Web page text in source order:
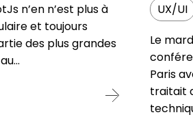
n’en n’est plus à
et toujours
des plus grandes
UX/UI
Le
Paris
traitait